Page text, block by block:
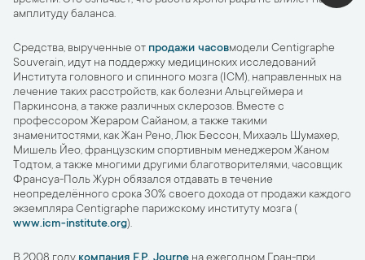
амплитуду баланса.
Средства, вырученные от продажи часовмодели Centigraphe
Souverain, идут на поддержку медицинских исследований
Института головного и спинного мозга (ICM), направленных на
лечение таких расстройств, как болезни Альцгеймера и
Паркинсона, а также различных склерозов. Вместе с
профессором Жераром Сайаном, а также такими
знаменитостями, как Жан Рено, Люк Бессон, Михаэль Шумахер,
Мишель Йео, французским спортивным менеджером Жаном
Тодтом, а также многими другими благотворителями, часовщик
Франсуа-Поль Журн обязался отдавать в течение
неопределённого срока 30% своего дохода от продажи каждого
экземпляра Centigraphe парижскому институту мозга (
www.icm-institute.org).